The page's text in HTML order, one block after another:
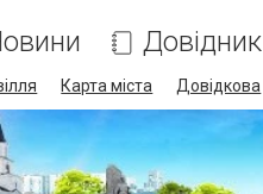
Довідник
Карта міста Довідкова